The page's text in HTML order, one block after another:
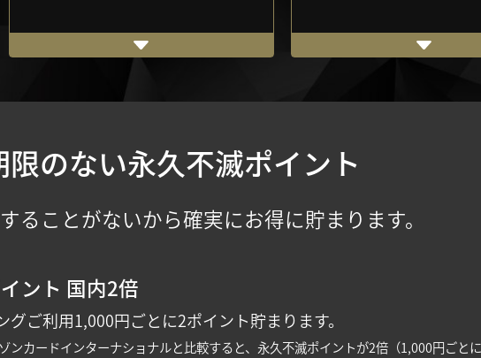
限のない永久不滅ポイント
ることがないから確実にお得に貯まります。
ント 国内2倍
グご利用1,000円ごとに2ポイント貯まります。
ンカードインターナショナルと比較すると、永久不滅ポイントが2倍（1,000円ごとに